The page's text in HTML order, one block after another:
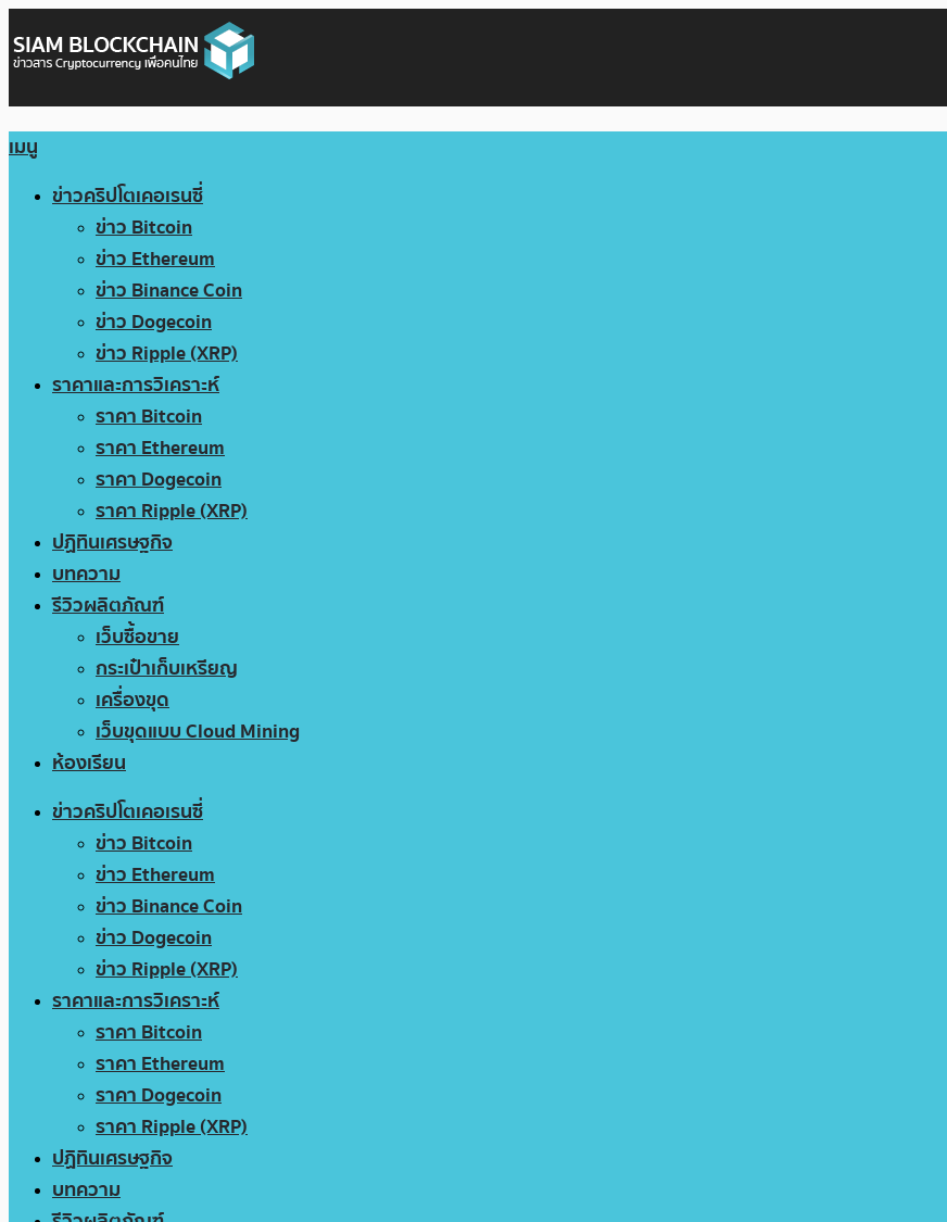
เมนู
ข่าวคริปโตเคอเรนซี่
ข่าว Bitcoin
ข่าว Ethereum
ข่าว Binance Coin
ข่าว Dogecoin
ข่าว Ripple (XRP)
ราคาและการวิเคราะห์
ราคา Bitcoin
ราคา Ethereum
ราคา Dogecoin
ราคา Ripple (XRP)
ปฏิทินเศรษฐกิจ
บทความ
รีวิวผลิตภัณฑ์
เว็บซื้อขาย
กระเป๋าเก็บเหรียญ
เครื่องขุด
เว็บขุดแบบ Cloud Mining
ห้องเรียน
ข่าวคริปโตเคอเรนซี่
ข่าว Bitcoin
ข่าว Ethereum
ข่าว Binance Coin
ข่าว Dogecoin
ข่าว Ripple (XRP)
ราคาและการวิเคราะห์
ราคา Bitcoin
ราคา Ethereum
ราคา Dogecoin
ราคา Ripple (XRP)
ปฏิทินเศรษฐกิจ
บทความ